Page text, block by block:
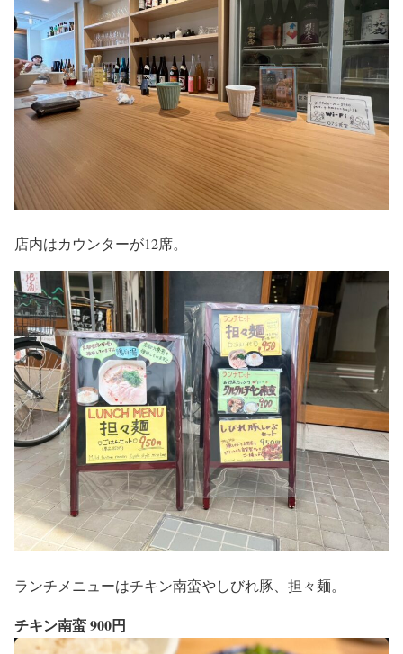
店内はカウンターが12席。
ランチメニューはチキン南蛮やしびれ豚、担々麺。
チキン南蛮 900円